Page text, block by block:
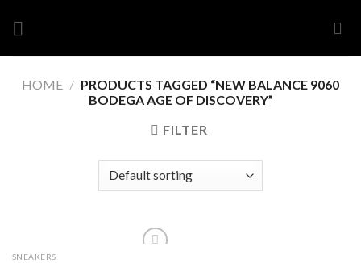
HOME / PRODUCTS TAGGED “NEW BALANCE 9060
BODEGA AGE OF DISCOVERY”
FILTER
SNEAKERS